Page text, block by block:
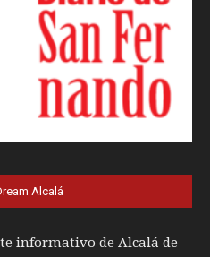
Alcalá
informativo de Alcalá de